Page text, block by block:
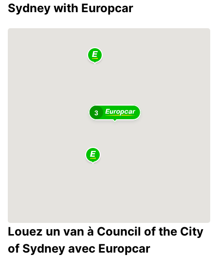
Sydney with Europcar
3
Louez un van à Council of the City
of Sydney avec Europcar